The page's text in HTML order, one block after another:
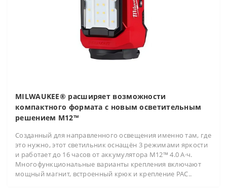
MILWAUKEE® расширяет возможности
компактного формата с новым осветительным
решением M12™
Созданный для направленного освещения именно там, где
это нужно, этот светильник оснащён 3 режимами яркости
и работает до 16 часов от аккумулятора M12™ 4.0 А·ч.
Многофункциональные варианты крепления включают
мощный магнит, встроенный крюк и крепление PAC..